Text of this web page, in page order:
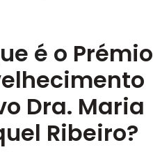
é o Prémio
Dra. Maria
Ribeiro?